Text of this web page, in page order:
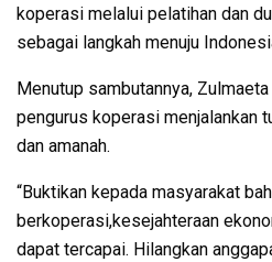
koperasi melalui pelatihan dan
sebagai langkah menuju
Menutup sambutannya,
pengurus koperasi menjalankan
dan amanah.
“Buktikan kepada masyarakat
berkoperasi,kesejahteraan
dapat tercapai. Hilangkan